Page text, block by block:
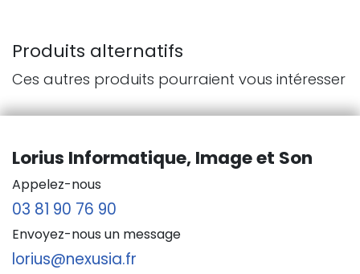
Produits alternatifs
Ces autres produits pourraient vous intéresser
Lorius Informatique, Image et Son
Appelez-nous
03 81 90 76 90
Envoyez-nous un message
lorius@nexusia.fr